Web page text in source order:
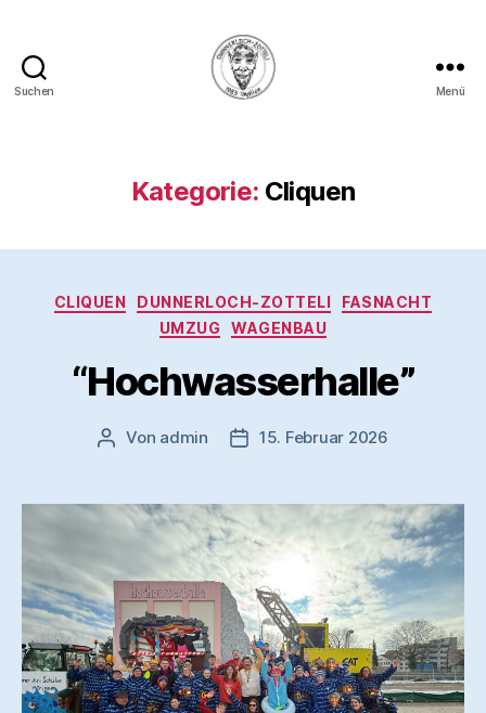
Suchen
Wyhlen
e.V.
Menü
Kategorie: Cliquen
Kategorien
CLIQUEN DUNNERLOCH-ZOTTELI
FASNACHT
UMZUG
WAGENBAU
“Hochwasserhalle”
Beitragsautor
Von admin Veröffentlichungsdatum
15. Februar 2026